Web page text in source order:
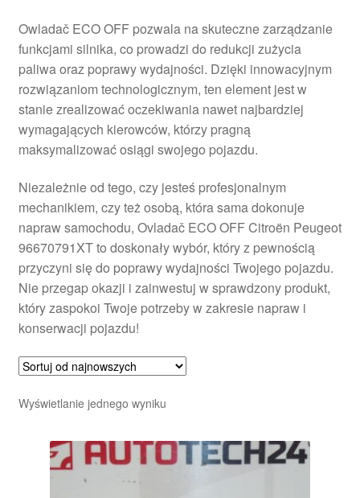
Skarga
Wózek
Zamówienia
Zasady i warunki
Owladač ECO OFF pozwala na skuteczne zarządzanie
funkcjami silnika, co prowadzi do redukcji zużycia
paliwa oraz poprawy wydajności. Dzięki innowacyjnym
rozwiązaniom technologicznym, ten element jest w
stanie zrealizować oczekiwania nawet najbardziej
wymagających kierowców, którzy pragną
maksymalizować osiągi swojego pojazdu.
Niezależnie od tego, czy jesteś profesjonalnym
mechanikiem, czy też osobą, która sama dokonuje
napraw samochodu, Ovladač ECO OFF Citroën Peugeot
96670791XT to doskonały wybór, który z pewnością
przyczyni się do poprawy wydajności Twojego pojazdu.
Nie przegap okazji i zainwestuj w sprawdzony produkt,
który zaspokoi Twoje potrzeby w zakresie napraw i
konserwacji pojazdu!
Wyświetlanie jednego wyniku